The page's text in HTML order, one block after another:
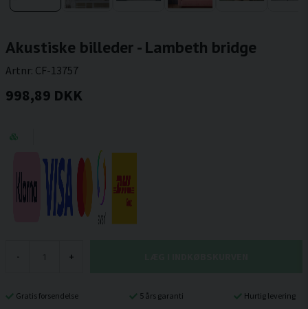
Akustiske billeder - Lambeth bridge
Artnr: CF-13757
998,89 DKK
- +
Gratis forsendelse 5 års garanti Hurtig levering